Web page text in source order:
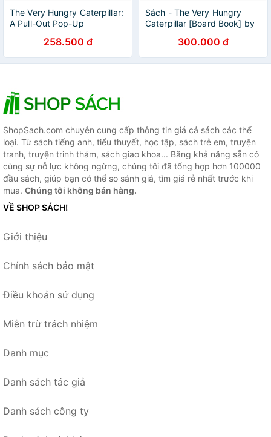
The Very Hungry Caterpillar:
A Pull-Out Pop-Up
258.500 đ
Sách - The Very Hungry
Caterpillar [Board Book] by
Childrens300.000 đ
ShopSach.com chuyên cung cấp thông tin giá cả sách các thể
loại. Từ sách tiếng anh, tiểu thuyết, học tập, sách trẻ em, truyện
tranh, truyện trinh thám, sách giao khoa... Bằng khả năng sẵn có
cùng sự nỗ lực không ngừng, chúng tôi đã tổng hợp hơn 100000
đầu sách, giúp bạn có thể so sánh giá, tìm giá rẻ nhất trước khi
mua. Chúng tôi không bán hàng.
VỀ SHOP SÁCH!
Giới thiệu
Chính sách bảo mật
Điều khoản sử dụng
Miễn trừ trách nhiệm
Danh mục
Danh sách tác giả
Danh sách công ty